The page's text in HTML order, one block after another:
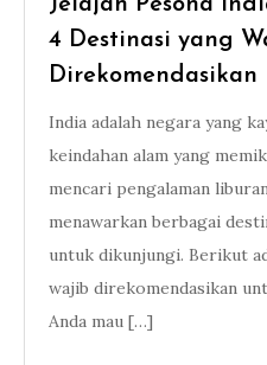
Jelajah Pesona
4 Destinasi yang
Direkomendasikan
India adalah negara yang
keindahan alam yang
mencari pengalaman
menawarkan berbagai
untuk dikunjungi. Berikut
wajib direkomendasikan
Anda mau […]